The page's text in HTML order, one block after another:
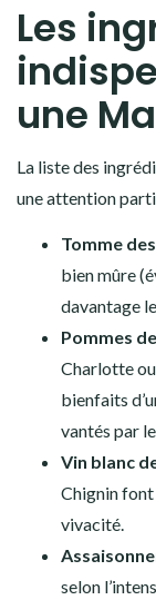
Les
une
La liste des
une attention
Tomme
bien mûre
davantage
Pommes
Charlotte
bienfaits
vantés par
Vin blanc
Chignin font
vivacité.
selon